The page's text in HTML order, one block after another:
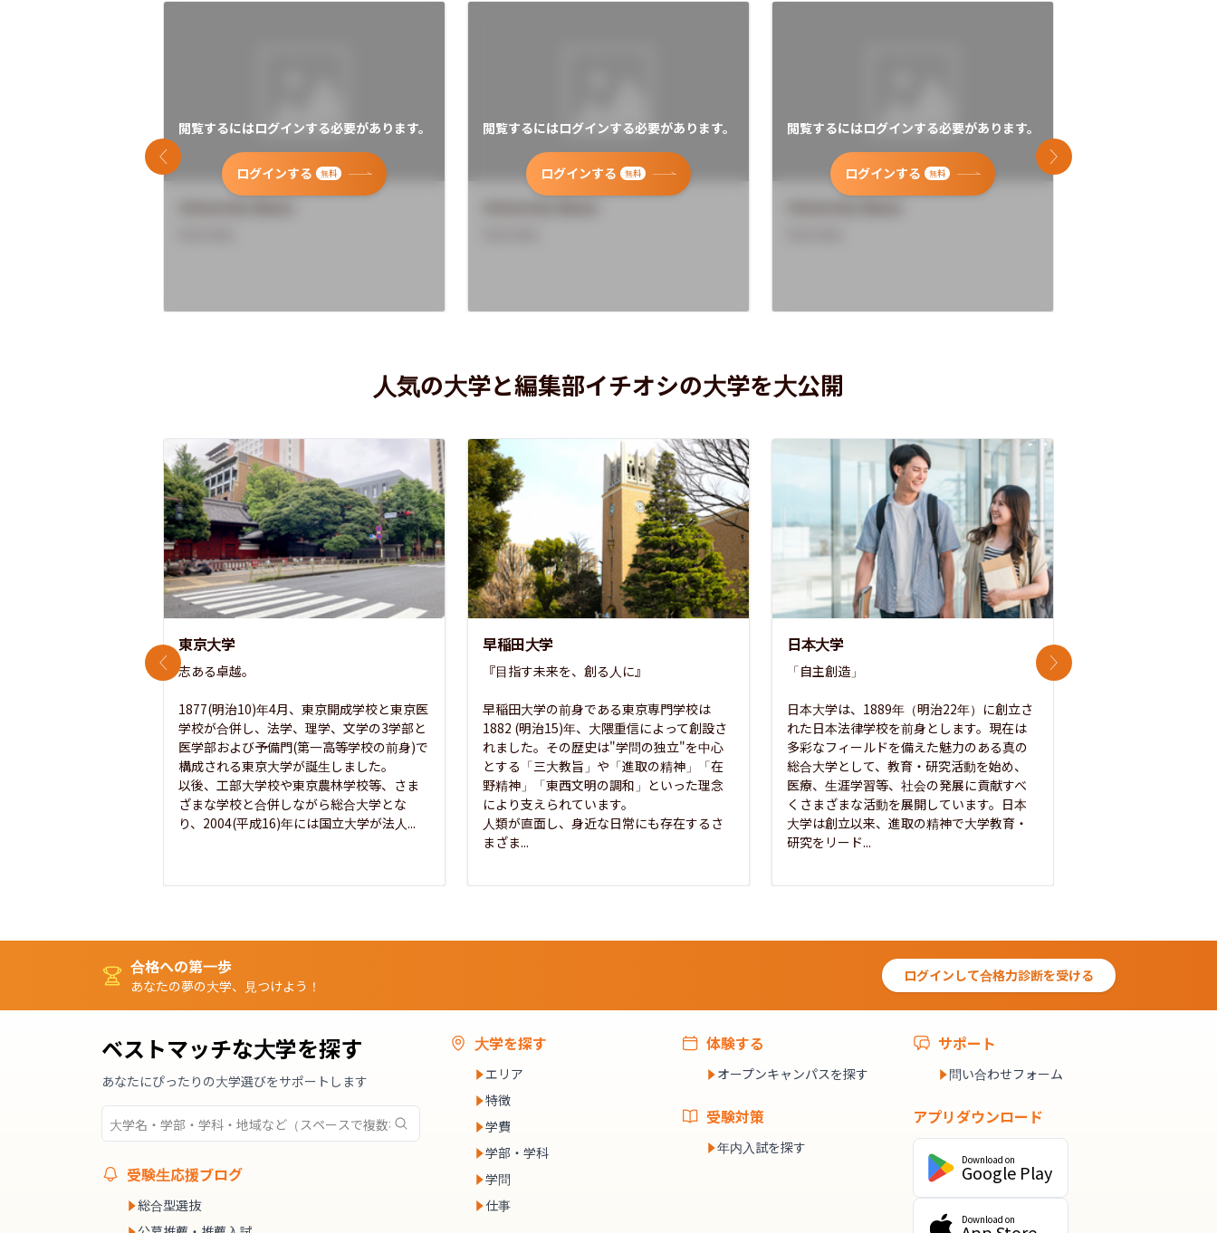
閲覧するにはログインする必要があります。
ログインする 無料
閲覧するにはログインする必要があります。
ログインする 無料
閲覧するにはログインする必要があります。
ログインする 無料
前のスライド 次のスライド
人気の大学と編集部イチオシの大学を大公開
東京大学
志ある卓越。
1877(明治10)年4月、東京開成学校と東京医
学校が合併し、法学、理学、文学の3学部と
医学部および予備門(第一高等学校の前身)で
構成される東京大学が誕生しました。
以後、工部大学校や東京農林学校等、さま
ざまな学校と合併しながら総合大学とな
り、2004(平成16)年には国立大学が法人...
早稲田大学
『目指す未来を、創る人に』
早稲田大学の前身である東京専門学校は
1882 (明治15)年、大隈重信によって創設さ
れました。その歴史は"学問の独立"を中心
とする「三大教旨」や「進取の精神」「在
野精神」「東西文明の調和」といった理念
により支えられています。
人類が直面し、身近な日常にも存在するさ
まざま...
日本大学
「自主創造」
日本大学は、1889年（明治22年）に創立さ
れた日本法律学校を前身とします。現在は
多彩なフィールドを備えた魅力のある真の
総合大学として、教育・研究活動を始め、
医療、生涯学習等、社会の発展に貢献すべ
くさまざまな活動を展開しています。日本
大学は創立以来、進取の精神で大学教育・
研究をリード...
前のスライド 次のスライド
合格への第一歩
あなたの夢の大学、見つけよう！
ログインして合格力診断を受ける
ベストマッチな大学を探す
あなたにぴったりの大学選びをサポートします
受験生応援ブログ
総合型選抜
大学を探す
エリア
特徴
学費
学部・学科
学問
仕事
体験する
オープンキャンパスを探す
受験対策
年内入試を探す
サポート
問い合わせフォーム
アプリダウンロード
Download on
Google Play
Download on